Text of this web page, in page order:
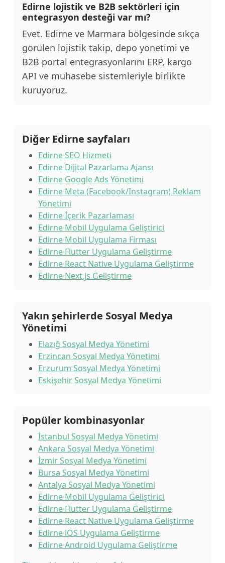
Edirne lojistik ve B2B sektörleri için
entegrasyon desteği var mı?
Evet. Edirne ve Marmara bölgesinde sıkça
görülen lojistik takip, depo yönetimi ve
B2B portal entegrasyonlarını ERP, kargo
API ve muhasebe sistemleriyle birlikte
kuruyoruz.
Diğer Edirne sayfaları
Edirne SEO Hizmeti
Edirne Dijital Pazarlama Ajansı
Edirne Google Ads Yönetimi
Edirne Meta (Facebook/Instagram) Reklam
Yönetimi
Edirne İçerik Pazarlaması
Edirne Mobil Uygulama Geliştirici
Edirne Mobil Uygulama Firması
Edirne Flutter Uygulama Geliştirme
Edirne React Native Uygulama Geliştirme
Edirne Next.js Geliştirme
Yakın şehirlerde Sosyal Medya
Yönetimi
Elazığ Sosyal Medya Yönetimi
Erzincan Sosyal Medya Yönetimi
Erzurum Sosyal Medya Yönetimi
Eskişehir Sosyal Medya Yönetimi
Popüler kombinasyonlar
İstanbul Sosyal Medya Yönetimi
Ankara Sosyal Medya Yönetimi
İzmir Sosyal Medya Yönetimi
Bursa Sosyal Medya Yönetimi
Antalya Sosyal Medya Yönetimi
Edirne Mobil Uygulama Geliştirici
Edirne Flutter Uygulama Geliştirme
Edirne React Native Uygulama Geliştirme
Edirne iOS Uygulama Geliştirme
Edirne Android Uygulama Geliştirme